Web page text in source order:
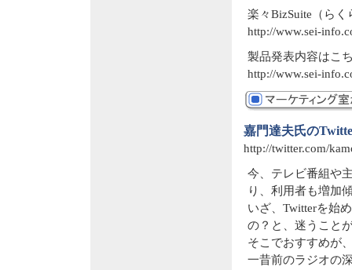
楽々BizSuite（ら
http://www.sei-
製品発表内容はこ
http://www.sei-
嘉門達夫氏の
http://twitter.com/
今、テレビ番組や
り、利用者も増加
いざ、Twitterを始
の？と、迷うこと
そこでおすすめが
一昔前のラジオの